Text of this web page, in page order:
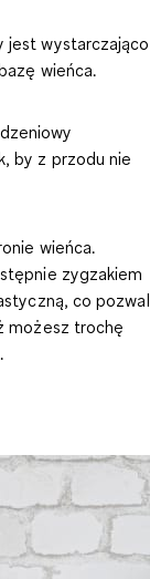
jest wystarczająco
wieńca.
by z przodu nie
wieńca.
zygzakiem
co
możesz trochę